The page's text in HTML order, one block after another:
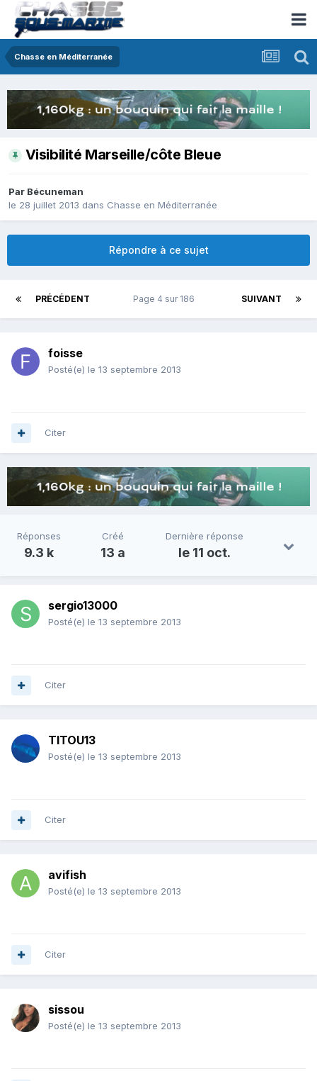
Chasse en Méditerranée
Visibilité Marseille/côte Bleue
Par Bécuneman
le 28 juillet 2013 dans Chasse en Méditerranée
Répondre à ce sujet
PRÉCÉDENT SUIVANT
Page 4 sur 186
foisse
Posté(e) le 13 septembre 2013
Citer
Réponses
9.3 k
Créé
13 a
Dernière réponse
le 11 oct.
sergio13000
Posté(e) le 13 septembre 2013
Citer
TITOU13
Posté(e) le 13 septembre 2013
Citer
avifish
Posté(e) le 13 septembre 2013
Citer
sissou
Posté(e) le 13 septembre 2013